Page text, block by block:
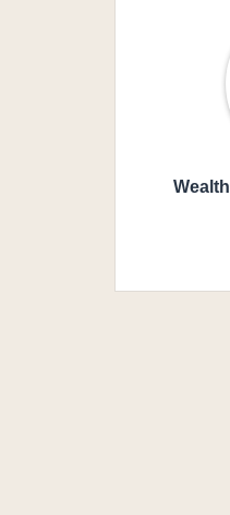
ويلث للتطوير العقاري Wealth